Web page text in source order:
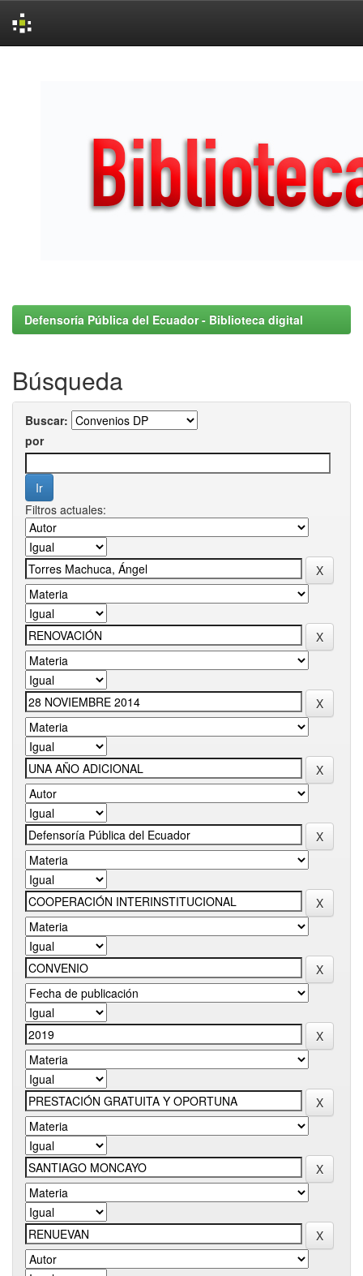
Defensoría Pública del Ecuador - Biblioteca digital
Búsqueda
Buscar:
por
Filtros actuales: